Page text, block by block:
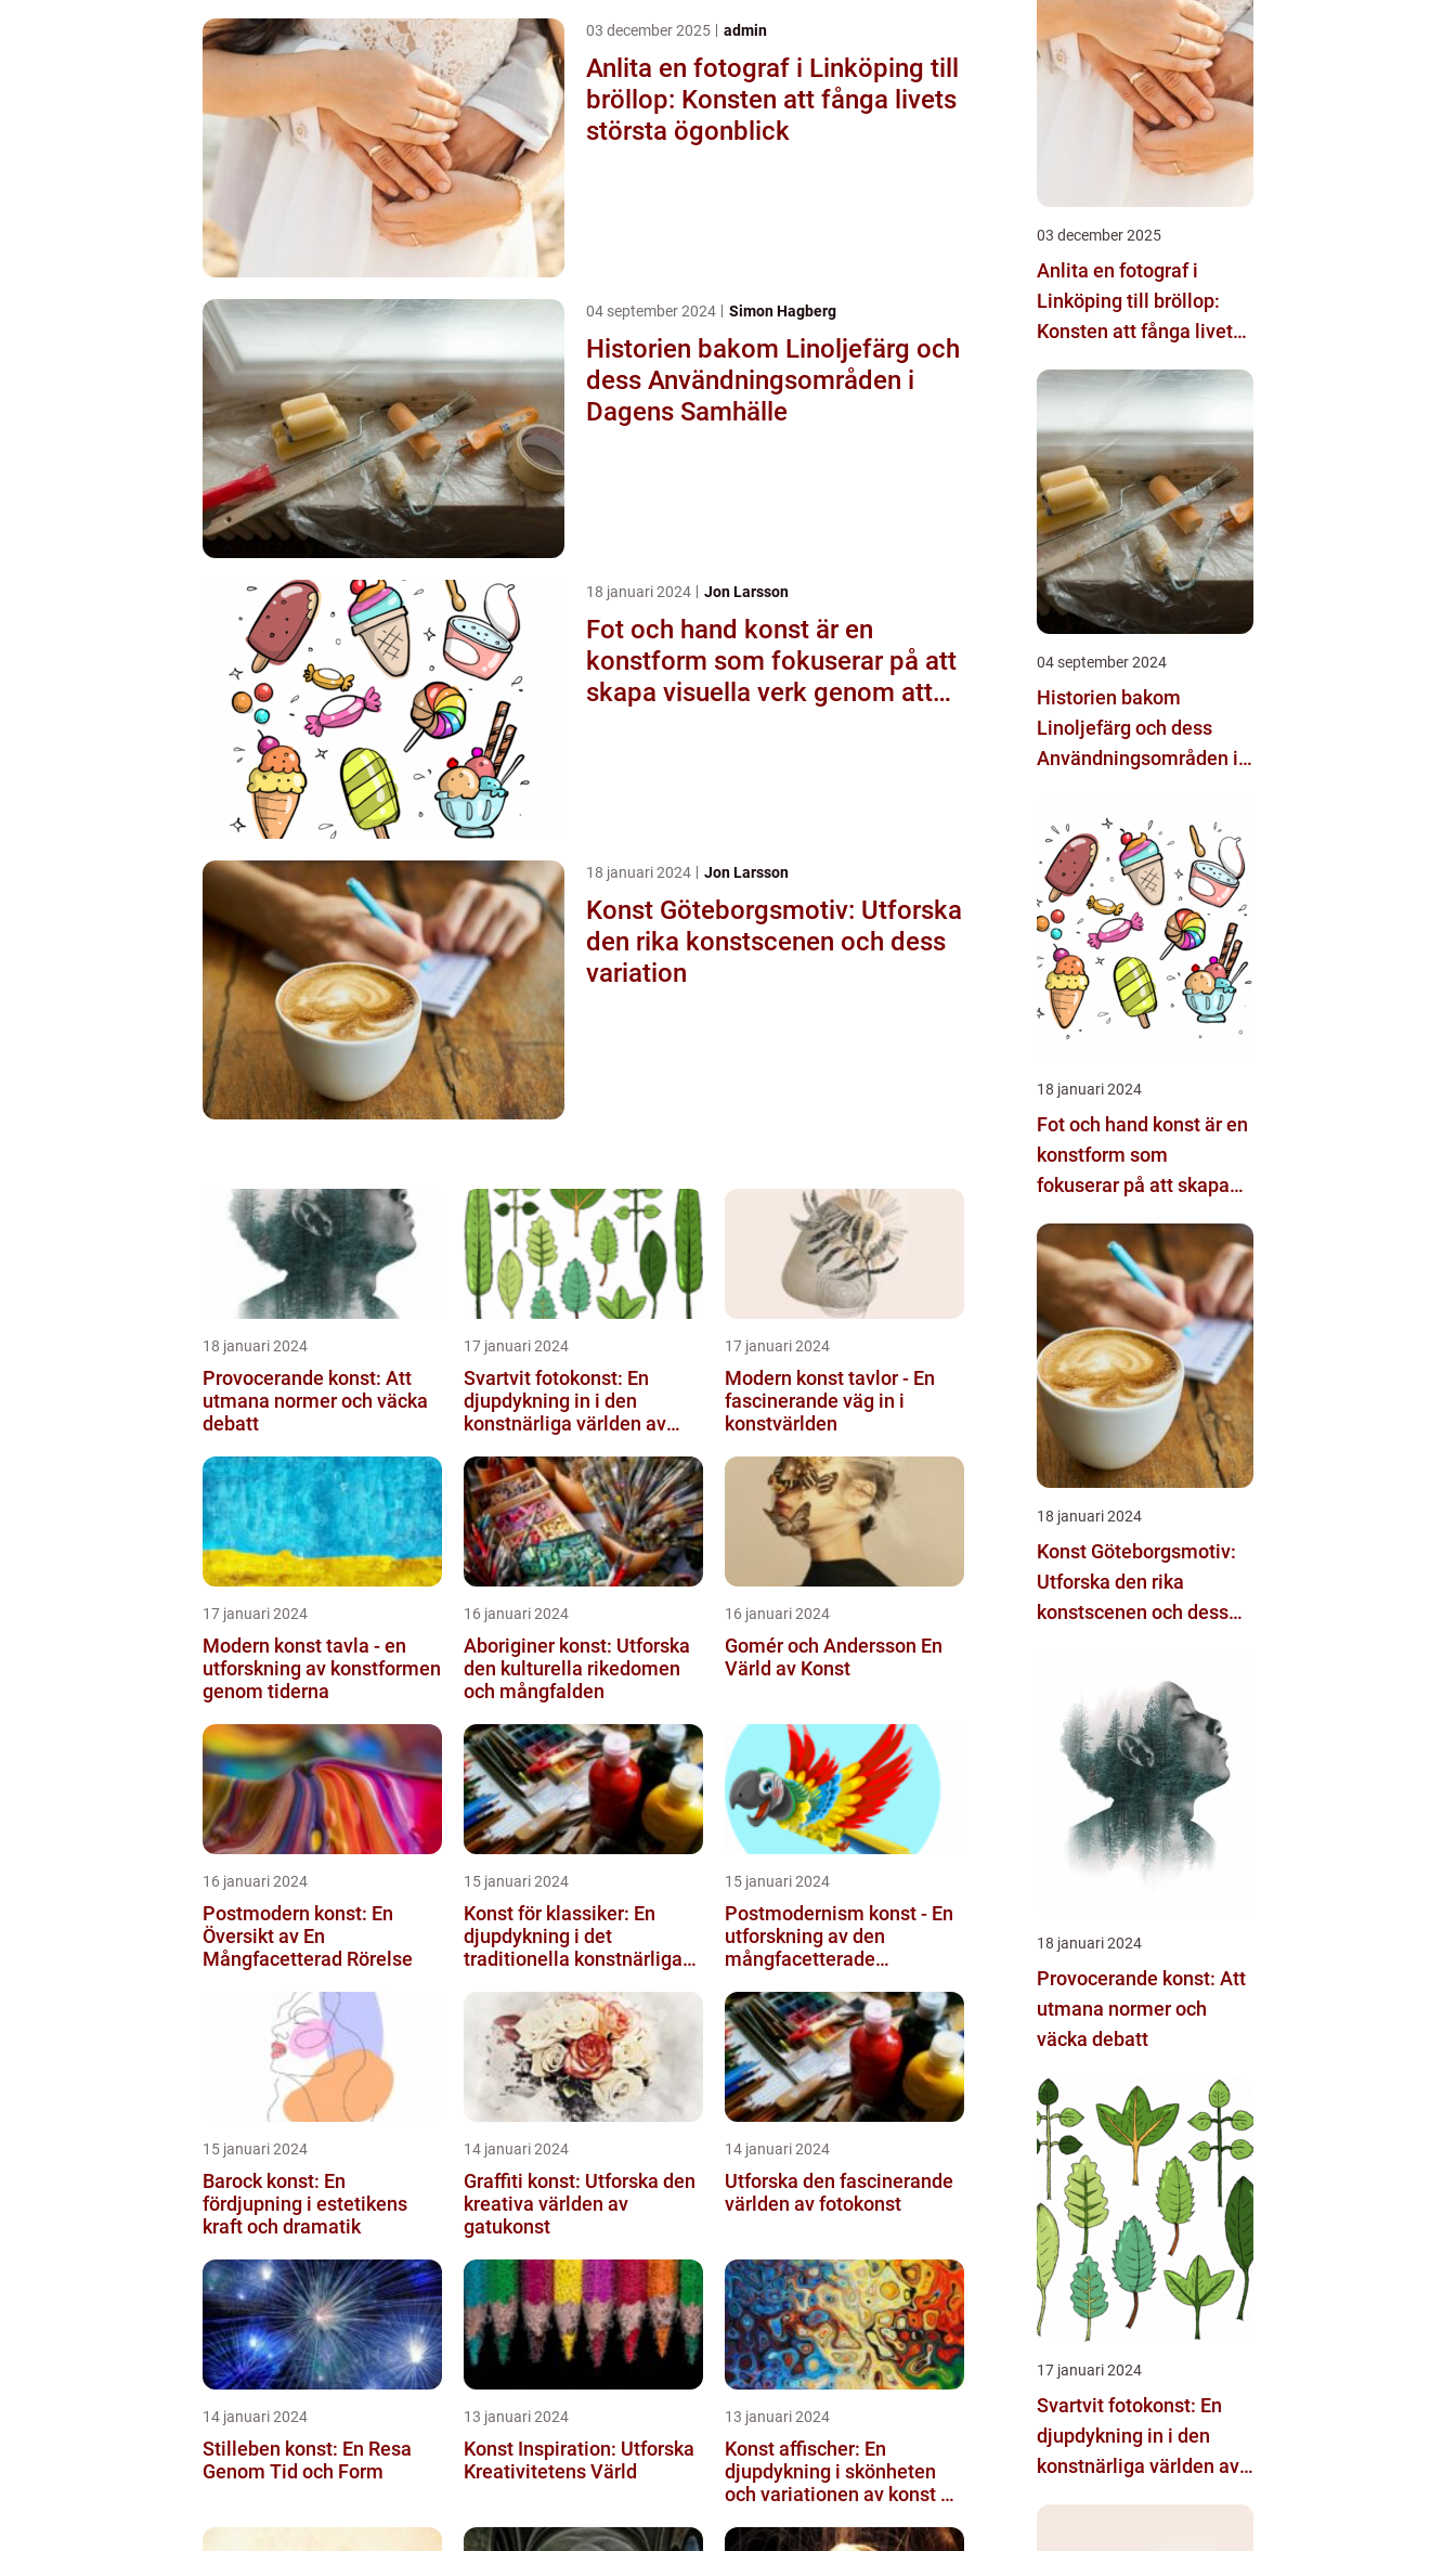
03 december 2025 admin
Anlita en fotograf i Linköping till
bröllop: Konsten att fånga livets
största ögonblick
04 september 2024 Simon Hagberg
Historien bakom Linoljefärg och
dess Användningsområden i
Dagens Samhälle
18 januari 2024 Jon Larsson
Fot och hand konst är en
konstform som fokuserar på att
skapa visuella verk genom att
18 januari 2024 Jon Larsson
Konst Göteborgsmotiv: Utforska
den rika konstscenen och dess
variation
18 januari 2024
Provocerande konst: Att
utmana normer och väcka
debatt
17 januari 2024
Svartvit fotokonst: En
djupdykning in i den
konstnärliga världen av
17 januari 2024
Modern konst tavlor - En
fascinerande väg in i
konstvärlden
17 januari 2024
Modern konst tavla - en
utforskning av konstformen
genom tiderna
16 januari 2024
Aboriginer konst: Utforska
den kulturella rikedomen
och mångfalden
16 januari 2024
Gomér och Andersson En
Värld av Konst
16 januari 2024
Postmodern konst: En
Översikt av En
Mångfacetterad Rörelse
15 januari 2024
Konst för klassiker: En
djupdykning i det
traditionella konstnärliga
15 januari 2024
Postmodernism konst - En
utforskning av den
mångfacetterade
15 januari 2024
Barock konst: En
fördjupning i estetikens
kraft och dramatik
14 januari 2024
Graffiti konst: Utforska den
kreativa världen av
gatukonst
14 januari 2024
Utforska den fascinerande
världen av fotokonst
14 januari 2024
Stilleben konst: En Resa
Genom Tid och Form
13 januari 2024
Konst Inspiration: Utforska
Kreativitetens Värld
13 januari 2024
Konst affischer: En
djupdykning i skönheten
och variationen av konst on
03 december 2025
Anlita en fotograf i
Linköping till bröllop:
Konsten att fånga livets
04 september 2024
Historien bakom
Linoljefärg och dess
Användningsområden i
18 januari 2024
Fot och hand konst är en
konstform som
fokuserar på att skapa
använda fötter och
händer istället för mer
traditionella verktyg som
penslar eller verktyg
18 januari 2024
Konst Göteborgsmotiv:
Utforska den rika
konstscenen och dess
18 januari 2024
Provocerande konst: Att
utmana normer och
väcka debatt
17 januari 2024
Svartvit fotokonst: En
djupdykning in i den
konstnärliga världen av